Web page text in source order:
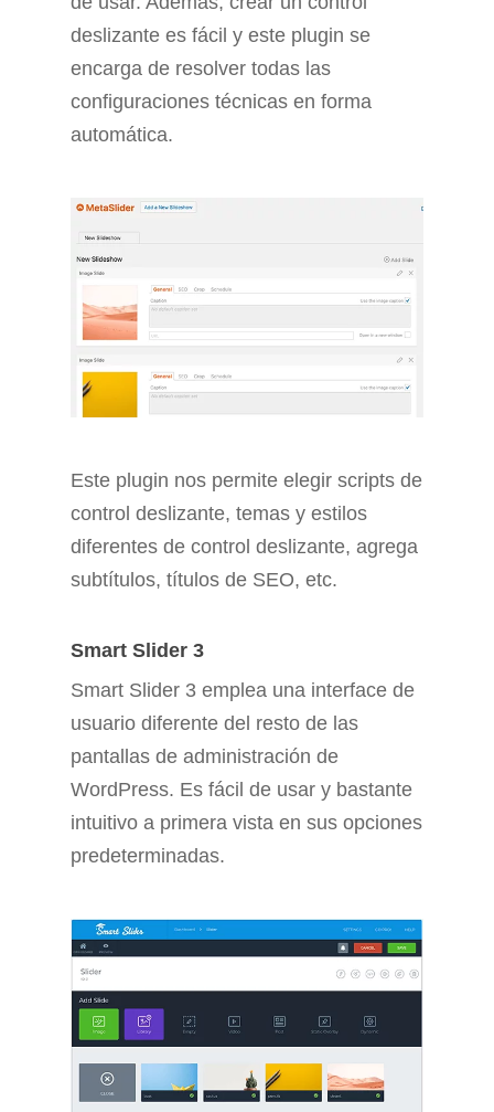
deslizante es fácil y este plugin se
encarga de resolver todas las
configuraciones técnicas en forma
automática.
Este plugin nos permite elegir scripts de
control deslizante, temas y estilos
diferentes de control deslizante, agrega
subtítulos, títulos de SEO, etc.
Smart Slider 3
Smart Slider 3 emplea una interface de
usuario diferente del resto de las
pantallas de administración de
WordPress. Es fácil de usar y bastante
intuitivo a primera vista en sus opciones
predeterminadas.